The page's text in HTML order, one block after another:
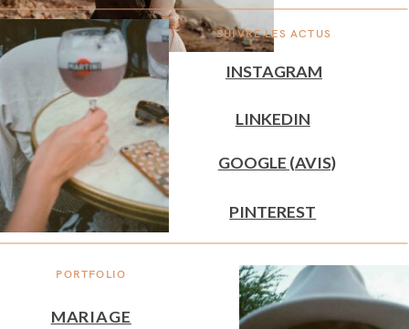
PORTFOLIO
SUIVRE LES ACTUS
MARIAGE
INSTAGRAM
GOOGLE (AVIS)
PINTEREST
LINKEDIN